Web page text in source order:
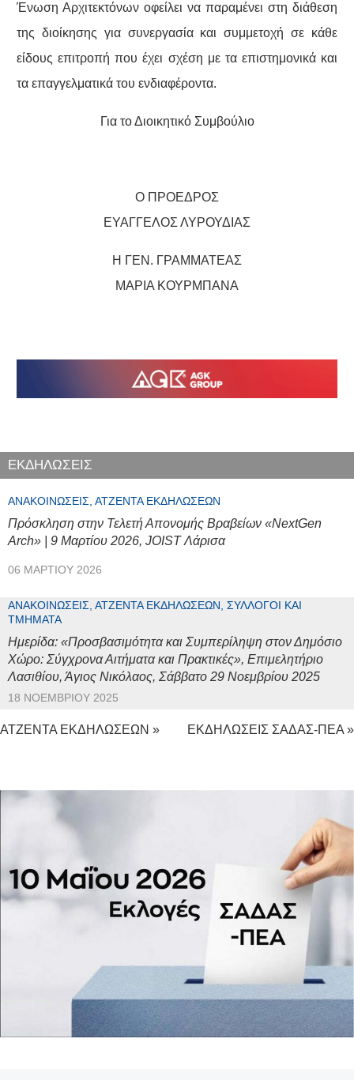
Ένωση Αρχιτεκτόνων οφείλει να παραμένει στη διάθεση
της διοίκησης για συνεργασία και συμμετοχή σε κάθε
είδους επιτροπή που έχει σχέση με τα επιστημονικά και
τα επαγγελματικά του ενδιαφέροντα.
Για το Διοικητικό Συμβούλιο
Ο ΠΡΟΕΔΡΟΣ
ΕΥΑΓΓΕΛΟΣ ΛΥΡΟΥΔΙΑΣ
Η ΓΕΝ. ΓΡΑΜΜΑΤΕΑΣ
ΜΑΡΙΑ ΚΟΥΡΜΠΑΝΑ
ΕΚΔΗΛΩΣΕΙΣ
ΑΝΑΚΟΙΝΏΣΕΙΣ, ΑΤΖΈΝΤΑ ΕΚΔΗΛΏΣΕΩΝ
Πρόσκληση στην Τελετή Απονομής Βραβείων «NextGen
Arch» | 9 Μαρτίου 2026, JOIST Λάρισα
06 ΜΑΡΤΊΟΥ 2026
ΑΝΑΚΟΙΝΏΣΕΙΣ, ΑΤΖΈΝΤΑ ΕΚΔΗΛΏΣΕΩΝ, ΣΎΛΛΟΓΟΙ ΚΑΙ
ΤΜΉΜΑΤΑ
Ημερίδα: «Προσβασιμότητα και Συμπερίληψη στον Δημόσιο
Χώρο: Σύγχρονα Αιτήματα και Πρακτικές», Επιμελητήριο
Λασιθίου, Άγιος Νικόλαος, Σάββατο 29 Νοεμβρίου 2025
18 ΝΟΕΜΒΡΊΟΥ 2025
ΑΤΖΕΝΤΑ ΕΚΔΗΛΩΣΕΩΝ » ΕΚΔΗΛΩΣΕΙΣ ΣΑΔΑΣ-ΠΕΑ »